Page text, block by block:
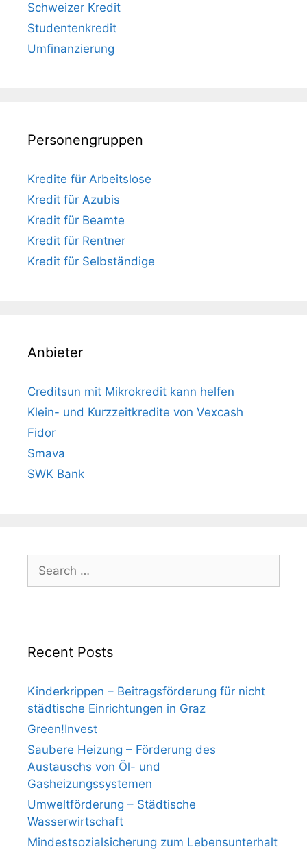
Schweizer Kredit
Studentenkredit
Umfinanzierung
Personengruppen
Kredite für Arbeitslose
Kredit für Azubis
Kredit für Beamte
Kredit für Rentner
Kredit für Selbständige
Anbieter
Creditsun mit Mikrokredit kann helfen
Klein- und Kurzzeitkredite von Vexcash
Fidor
Smava
SWK Bank
Search
for:
Recent Posts
Kinderkrippen – Beitragsförderung für nicht
städtische Einrichtungen in Graz
Green!Invest
Saubere Heizung – Förderung des
Austauschs von Öl- und
Gasheizungssystemen
Umweltförderung – Städtische
Wasserwirtschaft
Mindestsozialsicherung zum Lebensunterhalt